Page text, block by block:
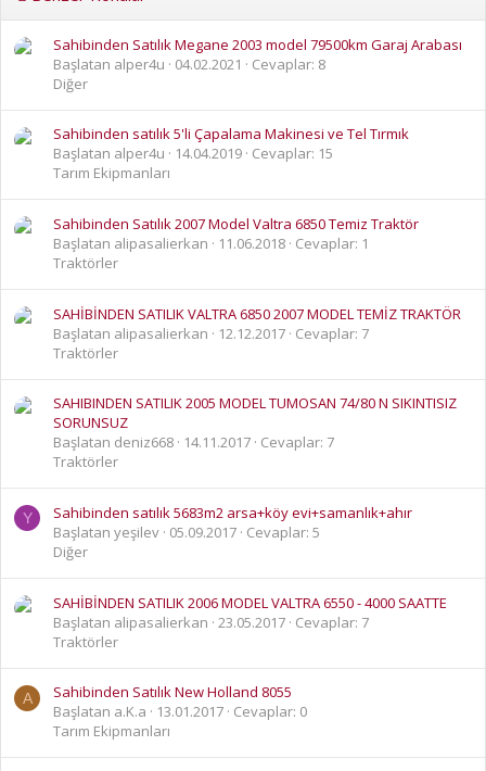
Sahibinden Satılık Megane 2003 model 79500km Garaj Arabası
Başlatan alper4u
04.02.2021
Cevaplar: 8
Diğer
Sahibinden satılık 5'li Çapalama Makinesi ve Tel Tırmık
Başlatan alper4u
14.04.2019 Cevaplar: 15
Tarım Ekipmanları
Sahibinden Satılık 2007 Model Valtra 6850 Temiz Traktör
Başlatan alipasalierkan
11.06.2018 Cevaplar: 1
Traktörler
SAHİBİNDEN SATILIK VALTRA 6850 2007 MODEL TEMİZ TRAKTÖR
Başlatan alipasalierkan
12.12.2017 Cevaplar: 7
Traktörler
SAHIBINDEN SATILIK 2005 MODEL TUMOSAN 74/80 N SIKINTISIZ
SORUNSUZ
Başlatan deniz668
14.11.2017 Cevaplar: 7
Traktörler
Y
Sahibinden satılık 5683m2 arsa+köy evi+samanlık+ahır
Başlatan yeşilev 05.09.2017 Cevaplar: 5
Diğer
SAHİBİNDEN SATILIK 2006 MODEL VALTRA 6550 - 4000 SAATTE
Başlatan alipasalierkan 23.05.2017 Cevaplar: 7
Traktörler
A
Sahibinden Satılık New Holland 8055
Başlatan a.K.a
13.01.2017 Cevaplar: 0
Tarım Ekipmanları